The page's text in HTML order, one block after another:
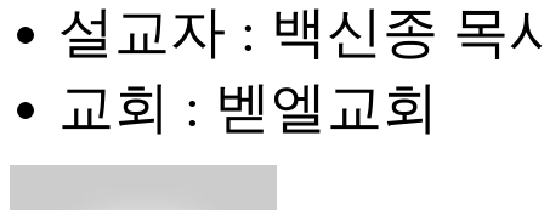
설교자 : 백신종 목
교회 : 벧엘교회